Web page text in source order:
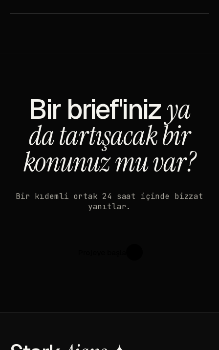
Bir brief'inizya
da tartışacak bir
konunuz mu var?
Bir kıdemli ortak 24 saat içinde bizzat
yanıtlar.